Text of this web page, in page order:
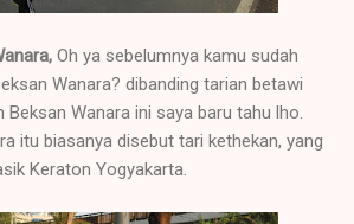
Oh ya sebelumnya kamu sudah
Wanara? dibanding tarian betawi
Beksan Wanara ini saya baru tahu lho.
itu biasanya disebut tari kethekan, yang
Keraton Yogyakarta.